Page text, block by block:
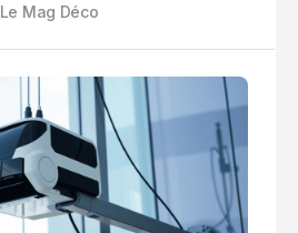
Le Mag Déco